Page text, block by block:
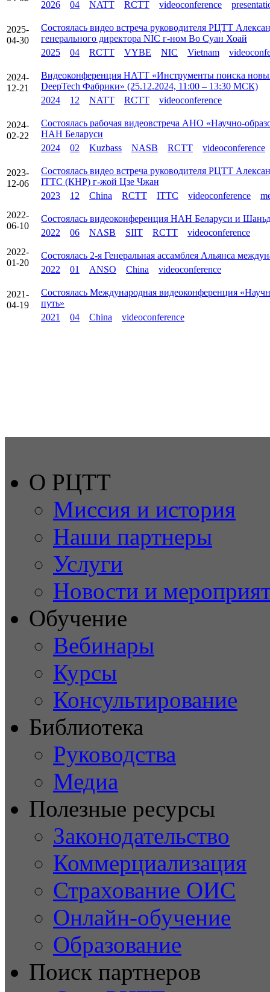
2026 04 NATT RCTT videoconference
2025-
04-30
Состоялась видео встреча руководителя РЦТТ
генерального директора NIC г-ном Во Суан Хоай
2025
04 RCTT VYBE NIC Vietnam
2024-
12-21
Видеоконференция НАТТ «Инструменты поиска
DeepTech Фабрики» (25.12.2024, 11:00 – 13:30 МСК)
2024
12 NATT RCTT videoconference
2024-
02-22
Состоялась рабочая видеовстреча АНО «Научно-
НАН Беларуси
2024
02 Kuzbass NASB RCTT videoconference
2023-
12-06
Состоялась видео встреча руководителя РЦТТ
ITTC (КНР) г-жой Цзе Чжан
2023
12 China RCTT ITTC videoconference
2022-
06-10
Состоялась видеоконференция НАН Беларуси и
2022
06 NASB SIIT RCTT
videoconference
2022-
01-20
Состоялась 2-я Генеральная ассамблея Альянса
2022
01 ANSO China videoconference
2021-
04-19
Состоялась Международная видеоконференция
путь»
2021
04 China videoconference
О РЦТТ
Миссия и история
Наши партнеры
Услуги
Новости и
Обучение
Вебинары
Курсы
Консультирование
Библиотека
Руководства
Медиа
Полезные ресурсы
Законодательство
Коммерциализация
Страхование ОИС
Онлайн-обучение
Образование
Поиск партнеров